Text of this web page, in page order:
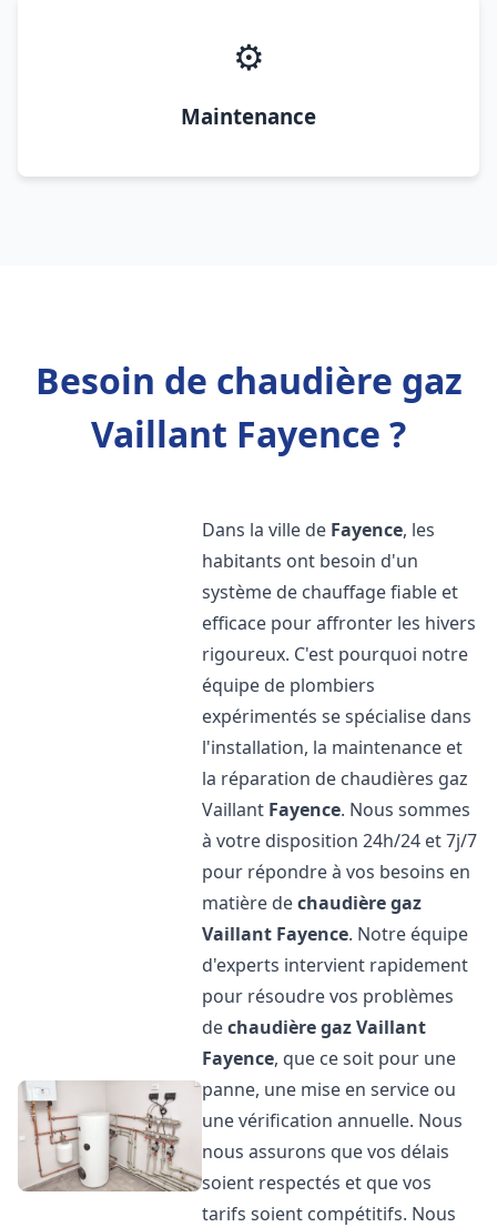
⚙️
Maintenance
Besoin de chaudière gaz
Vaillant Fayence ?
Dans la ville de Fayence, les
habitants ont besoin d'un
système de chauffage fiable et
efficace pour affronter les hivers
rigoureux. C'est pourquoi notre
équipe de plombiers
expérimentés se spécialise dans
l'installation, la maintenance et
la réparation de chaudières gaz
Vaillant Fayence. Nous sommes
à votre disposition 24h/24 et 7j/7
pour répondre à vos besoins en
matière dechaudière gaz
Vaillant Fayence. Notre équipe
d'experts intervient rapidement
pour résoudre vos problèmes
dechaudière gaz Vaillant
Fayence, que ce soit pour une
panne, une mise en service ou
une vérification annuelle. Nous
nous assurons que vos délais
soient respectés et que vos
tarifs soient compétitifs. Nous